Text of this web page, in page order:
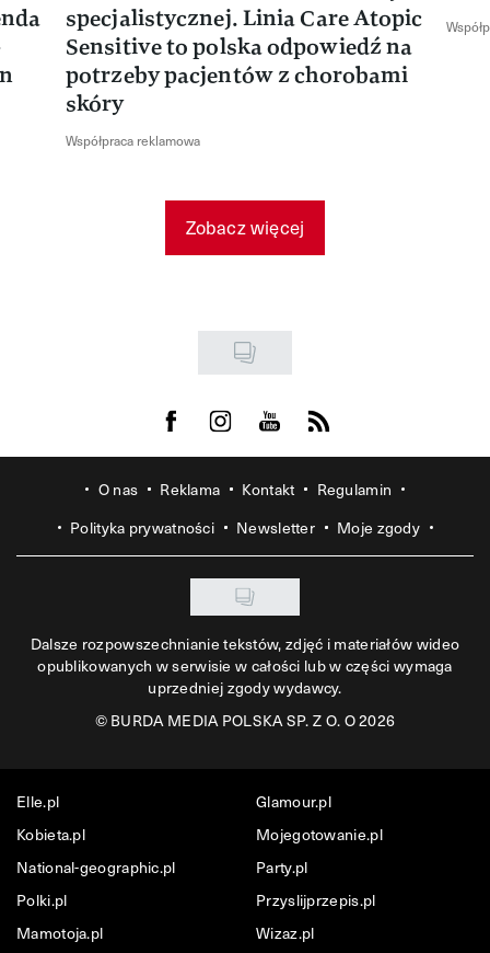
specjalistycznej. Linia Care Atopic
Sensitive to polska odpowiedź na
potrzeby pacjentów z chorobami
skóry
Współpraca reklamowa
Zobacz więcej
Visit us on Facebook
Visit us on Instagram
Visit us on Youtube
Visit us on Rss
O nas Reklama Kontakt
Regulamin
Polityka prywatności
Newsletter Moje zgody
Dalsze rozpowszechnianie tekstów, zdjęć i materiałów wideo
opublikowanych w serwisie w całości lub w części wymaga
uprzedniej zgody wydawcy.
©BURDA MEDIA POLSKA SP. Z O. O 2026
Elle.pl
Glamour.pl
Kobieta.pl
Mojegotowanie.pl
National-geographic.pl
Party.pl
Polki.pl
Przyslijprzepis.pl
Mamotoja.pl
Wizaz.pl